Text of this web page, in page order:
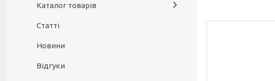
Каталог товарів
Статті
Новини
Відгуки